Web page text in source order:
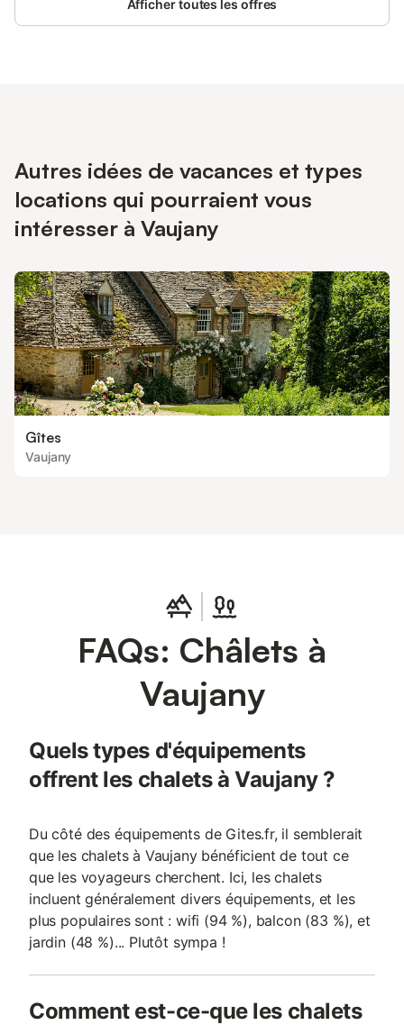
Afficher toutes les offres
Autres idées de vacances et types
locations qui pourraient vous
intéresser à Vaujany
Gîtes
Vaujany
FAQs: Châlets à
Vaujany
Quels types d'équipements
offrent les chalets à Vaujany ?
Du côté des équipements de Gites.fr, il semblerait
que les chalets à Vaujany bénéficient de tout ce
que les voyageurs cherchent. Ici, les chalets
incluent généralement divers équipements, et les
plus populaires sont : wifi (94 %), balcon (83 %), et
jardin (48 %)... Plutôt sympa !
Comment est-ce-que les chalets